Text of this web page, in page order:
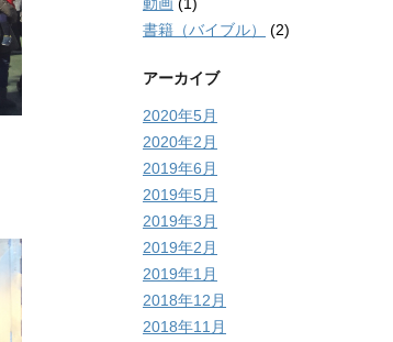
書籍（バイブル）
(2)
アーカイブ
2020年5月
2020年2月
2019年6月
2019年5月
2019年3月
2019年2月
2019年1月
2018年12月
2018年11月